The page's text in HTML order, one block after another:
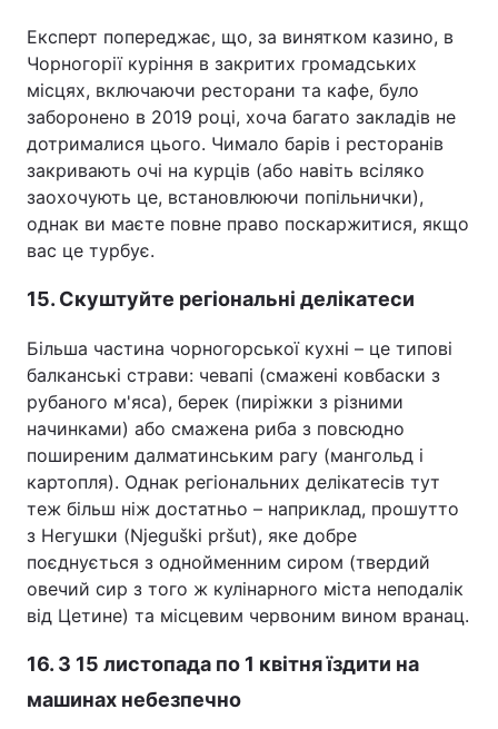
Експерт попереджає, що, за винятком казино, в
Чорногорії куріння в закритих громадських
місцях, включаючи ресторани та кафе, було
заборонено в 2019 році, хоча багато закладів не
дотрималися цього. Чимало барів і ресторанів
закривають очі на курців (або навіть всіляко
заохочують це, встановлюючи попільнички),
однак ви маєте повне право поскаржитися, якщо
вас це турбує.
15. Скуштуйте регіональні делікатеси
Більша частина чорногорської кухні – це типові
балканські страви: чевапі (смажені ковбаски з
рубаного м'яса), берек (пиріжки з різними
начинками) або смажена риба з повсюдно
поширеним далматинським рагу (мангольд і
картопля). Однак регіональних делікатесів тут
теж більш ніж достатньо – наприклад, прошутто
з Негушки (Njeguški pršut), яке добре
поєднується з однойменним сиром (твердий
овечий сир з того ж кулінарного міста неподалік
від Цетине) та місцевим червоним вином вранац.
16. З 15 листопада по 1 квітня їздити на
машинах небезпечно